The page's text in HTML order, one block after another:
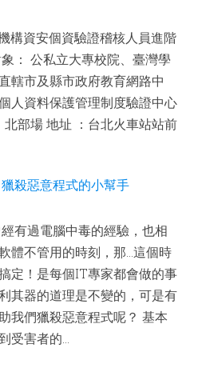
構資安個資驗證稽核人員進階
： 公私立大專校院、臺灣學
轄市及縣市政府教育網路中
人資料保護管理制度驗證中心
部場 地址 ：台北火車站站前
獵殺惡意程式的小幫手
有過電腦中毒的經驗，也相
體不管用的時刻，那...這個時
定！是每個IT專家都會做的事
其器的道理是不變的，可是有
我們獵殺惡意程式呢？ 基本
受害者的...